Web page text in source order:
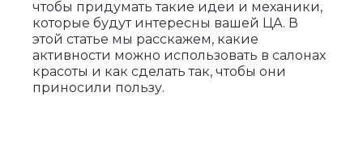
чтобы придумать такие идеи и механики,
которые будут интересны вашей ЦА. В
этой статье мы расскажем, какие
активности можно использовать в салонах
красоты и как сделать так, чтобы они
приносили пользу.